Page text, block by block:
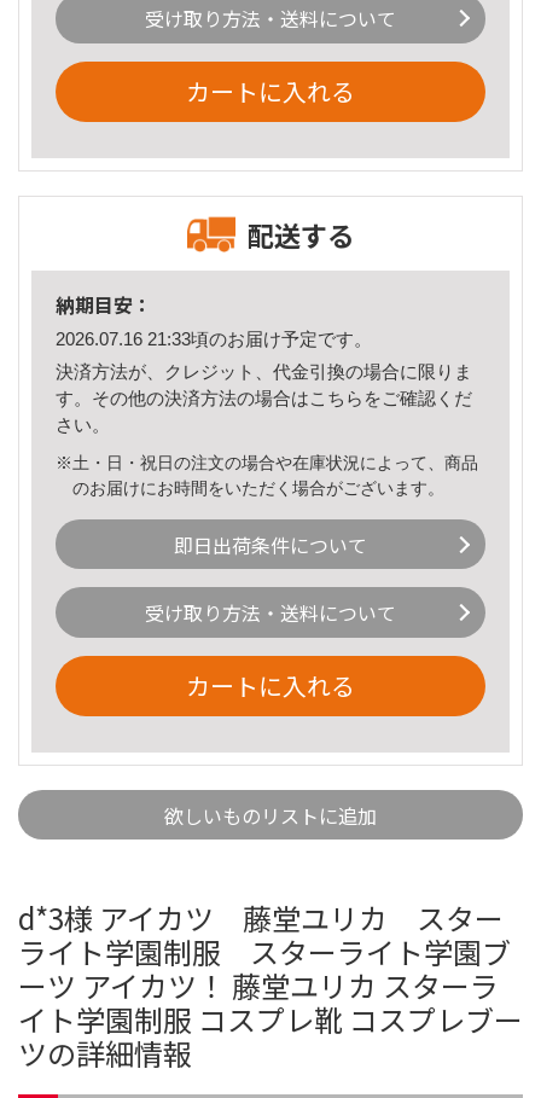
受け取り方法・送料について
カートに入れる
配送する
納期目安：
2026.07.16 21:33頃のお届け予定です。
決済方法が、クレジット、代金引換の場合に限りま
す。その他の決済方法の場合はこちら をご確認くだ
さい。
※土・日・祝日の注文の場合や在庫状況によって、商品
のお届けにお時間をいただく場合がございます。
即日出荷条件について
受け取り方法・送料について
カートに入れる
欲しいものリストに追加
d*3様 アイカツ 藤堂ユリカ スター
ライト学園制服 スターライト学園ブ
ーツ アイカツ！ 藤堂ユリカ スターラ
イト学園制服 コスプレ靴 コスプレブー
ツの詳細情報